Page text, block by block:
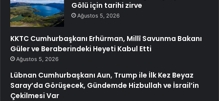
Gölü için tarihi zirve
Ağustos 5, 2026
KKTC Cumhurbaşkanı Erhürman, Millî Savunma Bakanı
Güler ve Beraberindeki Heyeti Kabul Etti
Ağustos 5, 2026
Lübnan Cumhurbaşkanı Aun, Trump ile İlk Kez Beyaz
Saray’da Görüşecek, Gündemde Hizbullah ve İsrail’in
Çekilmesi Var